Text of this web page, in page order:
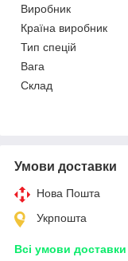
Виробник
Країна виробник
Тип спецій
Вага
Склад
Умови доставки
Нова Пошта
Укрпошта
Всі умови доставки